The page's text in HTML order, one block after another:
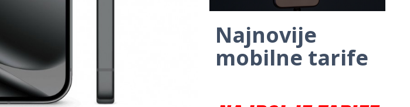
Najnovije
mobilne tarife